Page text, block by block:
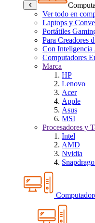
Ver todo en
Laptops y
Portátiles
Para Creadores
Con
Computadores
Marca
HP
Lenovo
Acer
Apple
Asus
MSI
Procesadores y
Intel
AMD
Nvidia